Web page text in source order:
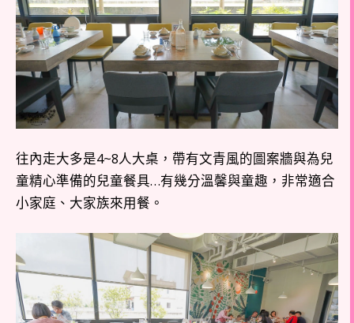
往內走大多是4~8人大桌，帶有文青風的圖案牆與為兒
童精心準備的兒童餐具…有幾分溫馨與童趣，非常適合
小家庭、大家族來用餐。